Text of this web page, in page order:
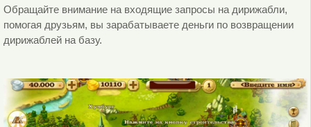
Обращайте внимание на входящие запросы на дирижабли,
помогая друзьям, вы зарабатываете деньги по возвращении
дирижаблей на базу.